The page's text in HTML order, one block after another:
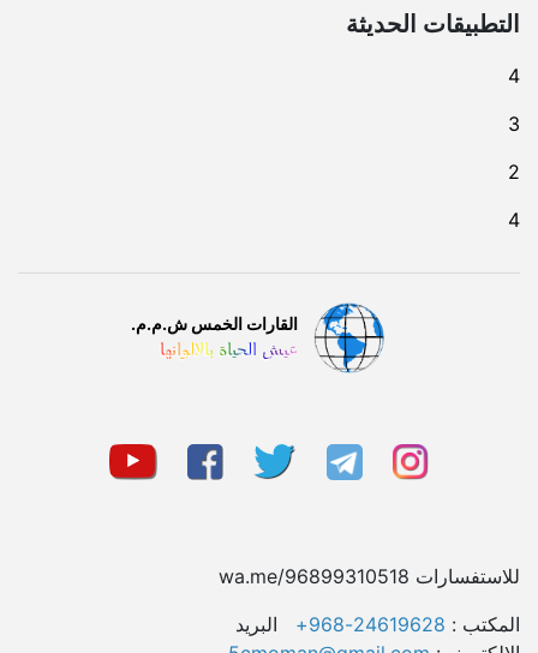
التطبيقات الحديثة
4
3
2
4
القارات الخمس ش.م.م.
عيش الحياة بالالوانها
للاستفسارات wa.me/96899310518
المکتب : 24619628-968+
البريد